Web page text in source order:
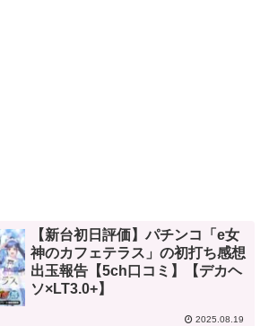
【新台初日評価】パチンコ「e女
神のカフェテラス」の初打ち感想
出玉報告【5ch口コミ】【デカヘ
ソ×LT3.0+】
2025.08.19